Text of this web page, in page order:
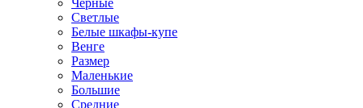
Черные
Светлые
Белые шкафы-купе
Венге
Размер
Маленькие
Большие
Средние